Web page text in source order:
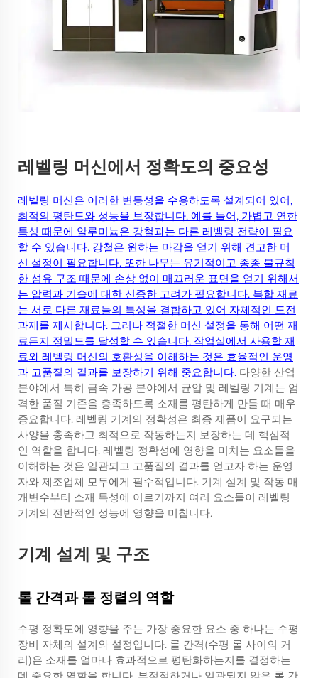
레벨링 머신에서 정확도의 중요성
레벨링 머신은 이러한 변동성을 수용하도록 설계되어 있어,
최적의 평탄도와 성능을 보장합니다. 예를 들어, 가볍고 연한
특성 때문에 알루미늄은 강철과는 다른 레벨링 전략이 필요
할 수 있습니다. 강철은 원하는 마감을 얻기 위해 견고한 머
신 설정이 필요합니다. 또한 나무는 유기적이고 종종 불규칙
한 섬유 구조 때문에 손상 없이 매끄러운 표면을 얻기 위해서
는 압력과 기술에 대한 신중한 고려가 필요합니다. 복합 재료
는 서로 다른 재료들의 특성을 결합하고 있어 자체적인 도전
과제를 제시합니다. 그러나 적절한 머신 설정을 통해 어떤 재
료든지 정밀도를 달성할 수 있습니다. 작업실에서 사용할 재
료와 레벨링 머신의 호환성을 이해하는 것은 효율적인 운영
과 고품질의 결과를 보장하기 위해 중요합니다. 다양한 산업
분야에서 특히 금속 가공 분야에서 균압 및 레벨링 기계는 엄
격한 품질 기준을 충족하도록 소재를 평탄하게 만들 때 매우
중요합니다. 레벨링 기계의 정확성은 최종 제품이 요구되는
사양을 충족하고 최적으로 작동하는지 보장하는 데 핵심적
인 역할을 합니다. 레벨링 정확성에 영향을 미치는 요소들을
이해하는 것은 일관되고 고품질의 결과를 얻고자 하는 운영
자와 제조업체 모두에게 필수적입니다. 기계 설계 및 작동 매
개변수부터 소재 특성에 이르기까지 여러 요소들이 레벨링
기계의 전반적인 성능에 영향을 미칩니다.
기계 설계 및 구조
롤 간격과 롤 정렬의 역할
수평 정확도에 영향을 주는 가장 중요한 요소 중 하나는 수평
장비 자체의 설계와 설정입니다. 롤 간격(수평 롤 사이의 거
리)은 소재를 얼마나 효과적으로 평탄화하는지를 결정하는